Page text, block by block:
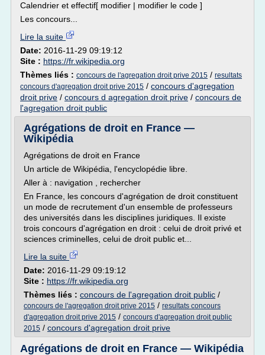
Calendrier et effectif[ modifier | modifier le code ]
Les concours...
Lire la suite
Date: 2016-11-29 09:19:12
Site : https://fr.wikipedia.org
Thèmes liés : concours de l'agregation droit prive 2015 / resultats
concours d'agregation droit prive 2015 / concours d'agregation
droit prive / concours d agregation droit prive / concours de
l'agregation droit public
Agrégations de droit en France —
Wikipédia
Agrégations de droit en France
Un article de Wikipédia, l'encyclopédie libre.
Aller à : navigation , rechercher
En France, les concours d'agrégation de droit constituent
un mode de recrutement d'un ensemble de professeurs
des universités dans les disciplines juridiques. Il existe
trois concours d'agrégation en droit : celui de droit privé et
sciences criminelles, celui de droit public et...
Lire la suite
Date: 2016-11-29 09:19:12
Site : https://fr.wikipedia.org
Thèmes liés : concours de l'agregation droit public /
concours de l'agregation droit prive 2015 / resultats concours
d'agregation droit prive 2015 / concours d'agregation droit public
2015 / concours d'agregation droit prive
Agrégations de droit en France — Wikipédia